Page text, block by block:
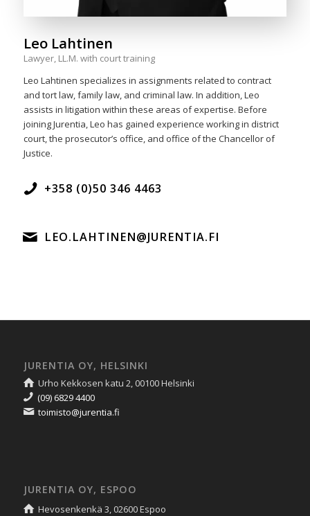
Leo Lahtinen
Lawyer, LL.M. with court training
Leo Lahtinen specializes in assignments related to contract
and tort law, family law, and criminal law. In addition, Leo
assists in litigation within these areas of expertise. Before
joining Jurentia, Leo has gained experience working in district
court, the prosecutor’s office, and office of the Chancellor of
Justice.
+358 (0)50 346 4463
LEO.LAHTINEN@JURENTIA.FI
JURENTIA OY, HELSINKI
Urho Kekkosen katu 2, 00100 Helsinki
(09) 6829 4400
toimisto@jurentia.fi
JURENTIA OY, ESPOO
Hevosenkenkä 3, 02600 Espoo